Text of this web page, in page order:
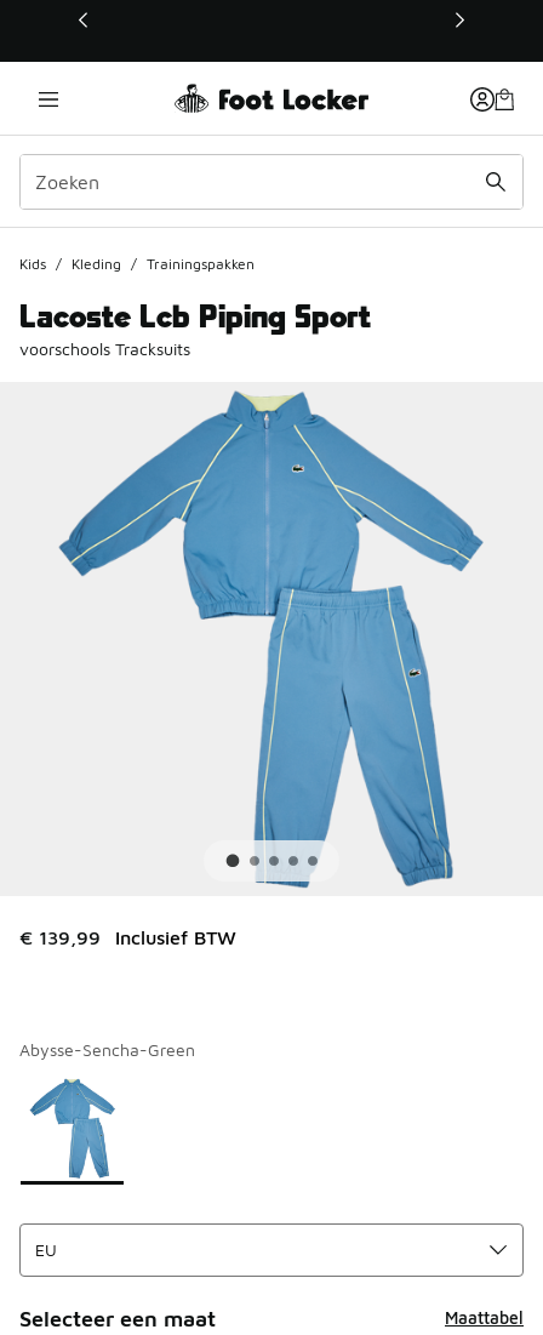
Deze link wordt geopend in een nieuw venster
Kids / Kleding / Trainingspakken
Lacoste Lcb Piping Sport
voorschools Tracksuits
€ 139,99 Inclusief BTW
Abysse-Sencha-Green
Pagina 1 van 1 met 1 tot 1 van 1 kleuren.
Kies een model
Selecteer een maat Maattabel